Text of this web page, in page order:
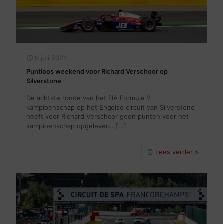
9 juli 2024
Puntloos weekend voor Richard Verschoor op
Silverstone
De achtste ronde van het FIA Formule 2
kampioenschap op het Engelse circuit van Silverstone
heeft voor Richard Verschoor geen punten voor het
kampioenschap opgeleverd.
[…]
Lees verder >